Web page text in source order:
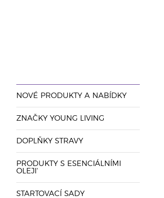
NOVÉ PRODUKTY A NABÍDKY
ZNAČKY YOUNG LIVING
DOPLŇKY STRAVY
PRODUKTY S ESENCIÁLNÍMI
OLEJI'
STARTOVACÍ SADY